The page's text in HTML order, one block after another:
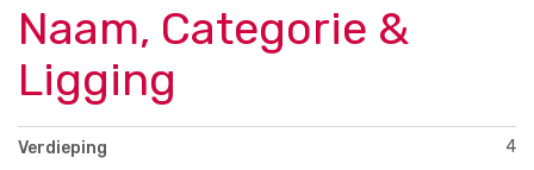
Naam, Categorie &
Ligging
Verdieping 4